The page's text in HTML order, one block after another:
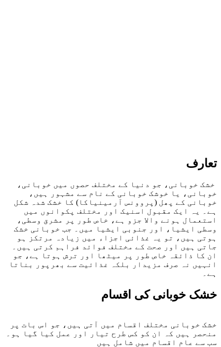
تعارف
خشک خوبانی، جو دنیا کے مختلف حصوں میں خوبانی،
خوبانی، یا خوشک خوبانی کے نام سے مشہور ہیں،
خوبانی کے پھل (پروونس آرمینیاکا) کا خشک شدہ شکل
ہے۔ یہ ایک مقبول اسنیک اور مختلف پکوانوں میں
استعمال ہونے والا جزو ہے، خاص طور پر مشرق وسطی،
وسطی ایشیا، اور جنوبی ایشیا میں۔ جب خوبانی خشک
ہوتی ہیں، تو یہ غذائی اجزاء میں زیادہ مرتکز ہو
جاتی ہیں اور صحت کے مختلف فوائد فراہم کرتی ہیں۔
ان کا ذائقہ خاص طور پر میٹھا اور ترش ہوتا ہے، جو
انہیں نہ صرف مزیدار بلکہ غذائیت سے بھرپور بناتا
ہے۔
خشک خوبانی کی اقسام
خشک خوبانی مختلف اقسام میں آتی ہیں، جو اس بات پر
منحصر ہیں کہ ان کو کس طرح تیار اور عمل کیا گیا ہو۔
سب سے عام اقسام میں شامل ہیں